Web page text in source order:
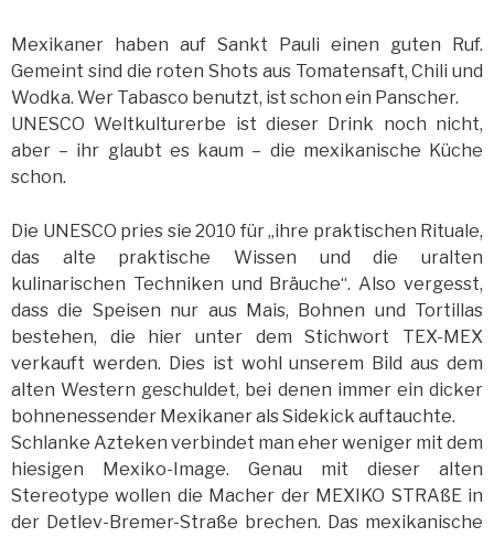
Mexikaner haben auf Sankt Pauli einen guten Ruf.
Gemeint sind die roten Shots aus Tomatensaft, Chili und
Wodka. Wer Tabasco benutzt, ist schon ein Panscher.
UNESCO Weltkulturerbe ist dieser Drink noch nicht,
aber – ihr glaubt es kaum – die mexikanische Küche
schon.
Die UNESCO pries sie 2010 für „ihre praktischen Rituale,
das alte praktische Wissen und die uralten
kulinarischen Techniken und Bräuche“. Also vergesst,
dass die Speisen nur aus Mais, Bohnen und Tortillas
bestehen, die hier unter dem Stichwort TEX-MEX
verkauft werden. Dies ist wohl unserem Bild aus dem
alten Western geschuldet, bei denen immer ein dicker
bohnenessender Mexikaner als Sidekick auftauchte.
Schlanke Azteken verbindet man eher weniger mit dem
hiesigen Mexiko-Image. Genau mit dieser alten
Stereotype wollen die Macher der MEXIKO STRAßE in
der Detlev-Bremer-Straße brechen. Das mexikanische